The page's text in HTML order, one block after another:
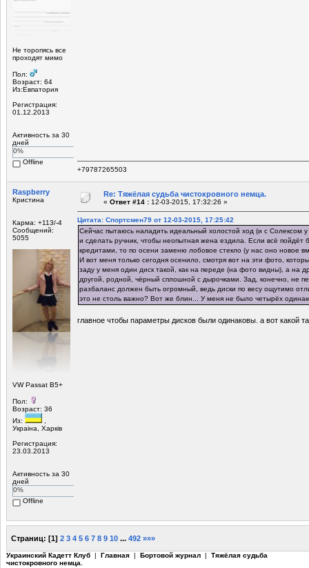
Не торопясь все
проходят мимо
Пол:
Возраст: 64
Из:Евпатория
Регистрация:
01.12.2013
Активность за 30
дней
0%
Offline
+79787265503
Raspberry
Кристина
Карма: +113/-4
Сообщений:
5055
VW Passat B5+
Пол:
Возраст: 36
Из:
Украiна, Харкiв
Регистрация:
23.03.2013
Активность за 30
дней
0%
Offline
Re: Тяжёлая судьба чистокровного немца.
« Ответ #14 : 12-03-2015, 17:32:26 »
Цитата: Спортсмен79 от 12-03-2015, 17:25:42
Сейчас пытаюсь наладить идеальный холостой ход (и с Солексом
и сделать ручник, чтобы неопытная жена ездила. Если всё пойдёт
кредитами, то по осени заменю лобовое стекло (у нас оно новое
И вот меня только сегодня осенило, смотря вот на эти фото,
заду у меня один диск такой, как на переде (на фото видны), а на
другой, родной, чёрный сплошной с дырочками. Зад, конечно, не
разбаланс должен быть огромный, ведь диски по весу ощутимо
это не столь важно? Вот же блин... У меня не было четырёх
главное чтобы параметры дисков были одинаковы. а вот какой
Страниц: [1] 2 3 4 5 6 7 8 9 10 ... 492 »»»
Украинский Кадетт Клуб | Главная | Бортовой журнал | Тяжёлая судьба
чистокровного немца.